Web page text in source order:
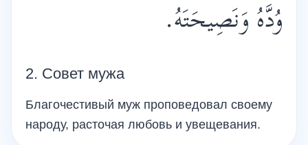
وُدَّهُ وَنَصِيحَتَهُ.
2. Совет мужа
Благочестивый муж проповедовал своему
народу, расточая любовь и увещевания.